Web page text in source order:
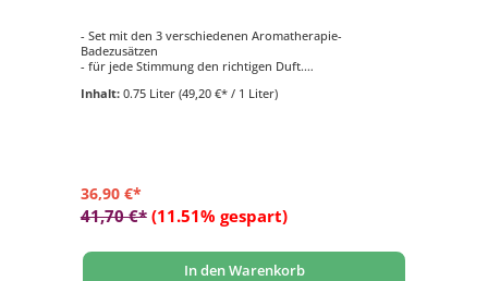
- Set mit den 3 verschiedenen Aromatherapie-
Badezusätzen
- für jede Stimmung den richtigen Duft.
Sinne entführen
Inhalt: 0.75 Liter (49,20 €* / 1 Liter)
36,90 €*
41,70 €* (11.51% gespart)
In den Warenkorb